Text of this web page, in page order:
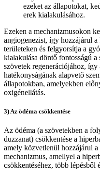
ezeket az állapotokat,
erek kialakulásához.
Ezeken a mechanizmusokon
angiogenezist, így hozzájárul
területeken és felgyorsítja a
kialakulása döntő fontosságú a
szövetek regenerációjához, így
hatékonyságának alapvető
állapotokban, amelyekben
oxigénellátás.
3) Az ödéma csökkentése
Az ödéma (a szövetekben a
duzzanat) csökkentése a
amely közvetlenül hozzájárul
mechanizmus, amellyel a
csökkentéséhez, több lépésből